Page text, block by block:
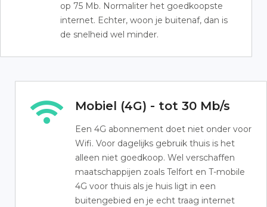
op 75 Mb. Normaliter het goedkoopste
internet. Echter, woon je buitenaf, dan is
de snelheid wel minder.
Mobiel (4G) - tot 30 Mb/s
Een 4G abonnement doet niet onder voor
Wifi. Voor dagelijks gebruik thuis is het
alleen niet goedkoop. Wel verschaffen
maatschappijen zoals Telfort en T-mobile
4G voor thuis als je huis ligt in een
buitengebied en je echt traag internet